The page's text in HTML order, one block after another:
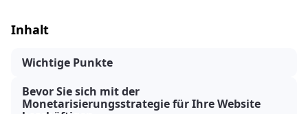
Inhalt
Wichtige Punkte
Bevor Sie sich mit der
Monetarisierungsstrategie für Ihre Website